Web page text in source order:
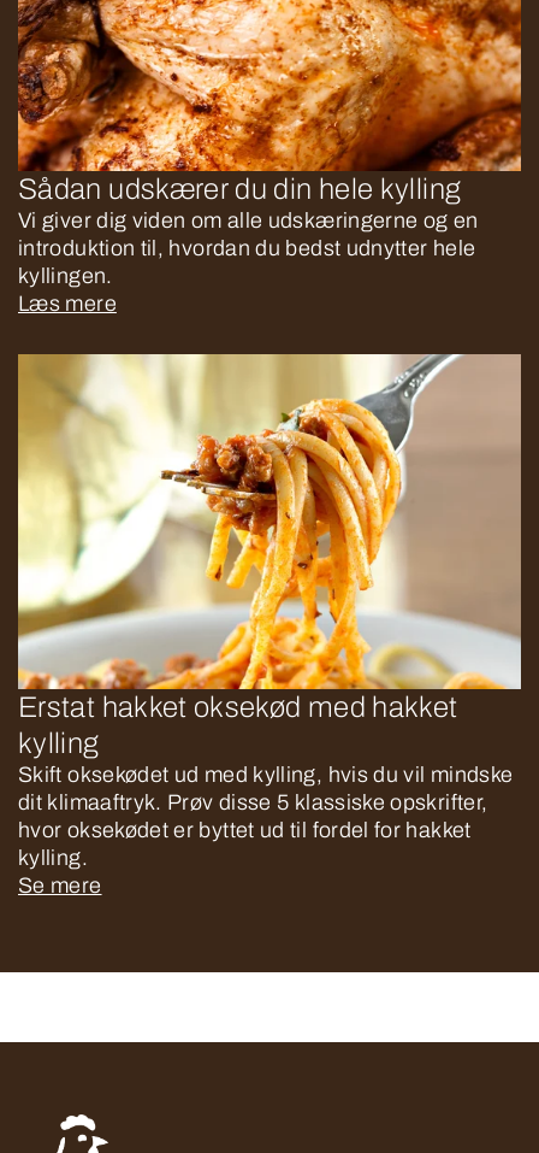
Sådan udskærer du din hele kylling
Vi giver dig viden om alle udskæringerne og en
introduktion til, hvordan du bedst udnytter hele
kyllingen.
Læs mere
Erstat hakket oksekød med hakket
kylling
Skift oksekødet ud med kylling, hvis du vil mindske
dit klimaaftryk. Prøv disse 5 klassiske opskrifter,
hvor oksekødet er byttet ud til fordel for hakket
kylling.
Se mere